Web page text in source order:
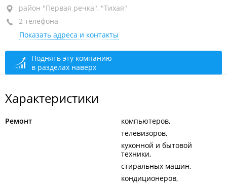
район "Первая речка", пр-т Океанский, 110
(Виртуальный офис)
+7 902 482-68-78
+7 (423) 268-68-78
Офис, по предварительной записи
Прием заявок
район "Первая речка", "Тихая"
2 телефона
Показать адреса и контакты
Поднять эту компанию
в разделах наверх
Характеристики
Ремонт
компьютеров
телевизоров
кухонной и бытовой
техники
стиральных машин
кондиционеров